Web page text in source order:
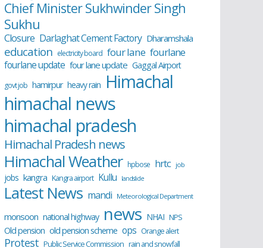
Chief Minister Sukhwinder Singh
Sukhu
Closure Darlaghat Cement Factory Dharamshala
education electricity board four lane fourlane
fourlane update four lane update Gaggal Airport
govt job hamirpur heavy rain Himachal
himachal news
himachal pradesh
Himachal Pradesh news
Himachal Weather hpbose hrtc job
jobs kangra Kangra airport Kullu landslide
Latest News mandi Meteorological Department
monsoon national highway news NHAI NPS
Old pension old pension scheme ops Orange alert
Protest Public Service Commission rain and snowfall